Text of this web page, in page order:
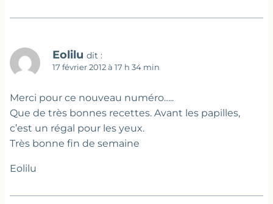
Eolilu dit :
17 février 2012 à 17 h 34 min
Merci pour ce nouveau numéro…..
Que de très bonnes recettes. Avant les papilles,
c’est un régal pour les yeux.
Très bonne fin de semaine
Eolilu